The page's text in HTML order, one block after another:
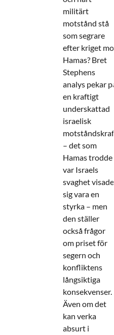
militärt
motstånd stå
som segrare
efter kriget mot
Hamas? Bret
Stephens
analys pekar på
en kraftigt
underskattad
israelisk
motståndskraft
– det som
Hamas trodde
var Israels
svaghet visade
sig vara en
styrka – men
den ställer
också frågor
om priset för
segern och
konfliktens
långsiktiga
konsekvenser.
Även om det
kan verka
absurt i